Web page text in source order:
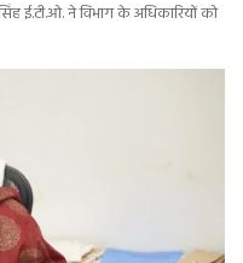
ई.टी.ओ. ने विभाग के अधिकारियों को